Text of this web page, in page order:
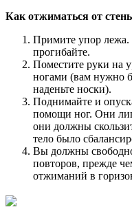
Как отжиматься от
Примите упор лежа.
прогибайте.
Поместите руки на
ногами (вам нужно
наденьте носки).
Поднимайте и
помощи ног. Они
они должны
тело было
Вы должны
повторов, прежде
отжиманий в